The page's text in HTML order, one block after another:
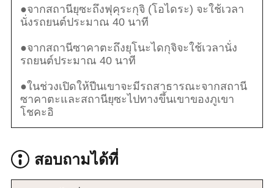
●จากสถานียุซะถึงฟุคุระกุจิ (โอไดระ) จะใช้เวลา
นั่งรถยนต์ประมาณ 40 นาที
●จากสถานีซาคาตะถึงยุโนะไดกุจิจะใช้เวลานั่ง
รถยนต์ประมาณ 40 นาที
●ในช่วงเปิดให้ปีนเขาจะมีรถสาธารณะจากสถานี
ซาคาตะและสถานียุซะไปทางขึ้นเขาของภูเขา
โชคะอิ
สอบถามได้ที่